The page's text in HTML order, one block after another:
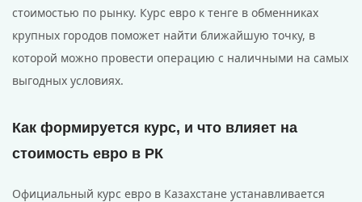
стоимостью по рынку. Курс евро к тенге в обменниках
крупных городов поможет найти ближайшую точку, в
которой можно провести операцию с наличными на самых
выгодных условиях.
Как формируется курс, и что влияет на
стоимость евро в РК
Официальный курс евро в Казахстане устанавливается